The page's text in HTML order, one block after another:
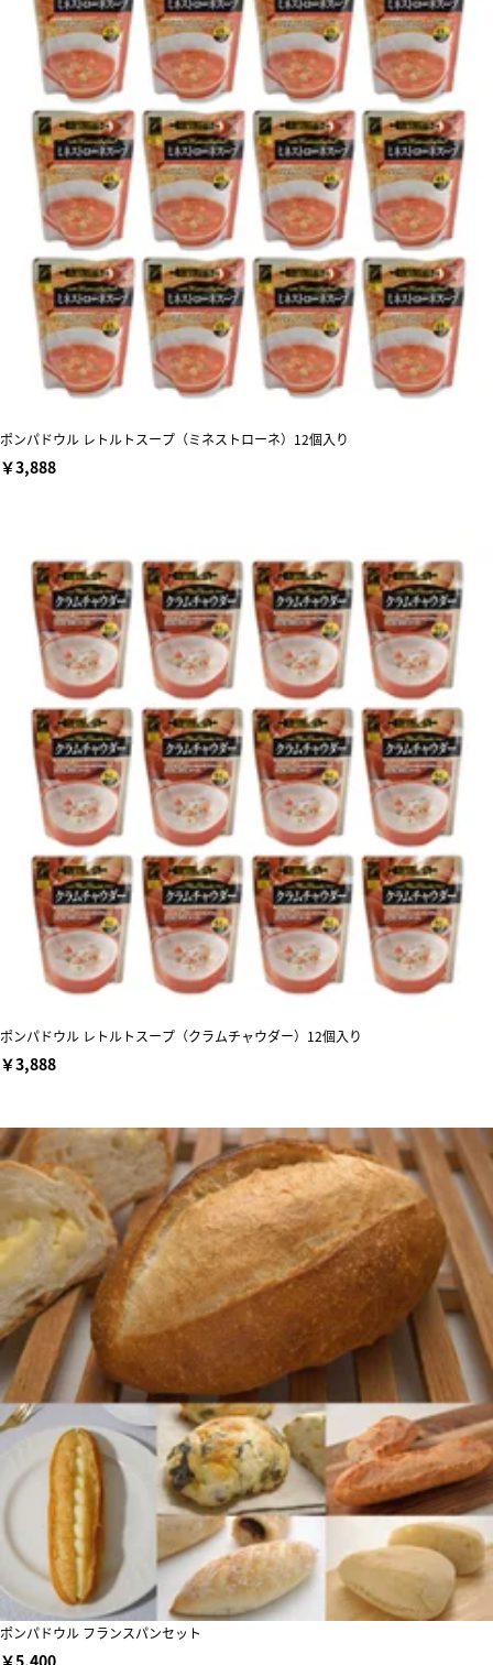
ポンパドウル レトルトスープ（ミネストローネ）12個入り
￥3,888
ポンパドウル レトルトスープ（クラムチャウダー）12個入り
￥3,888
ポンパドウル フランスパンセット
￥5,400